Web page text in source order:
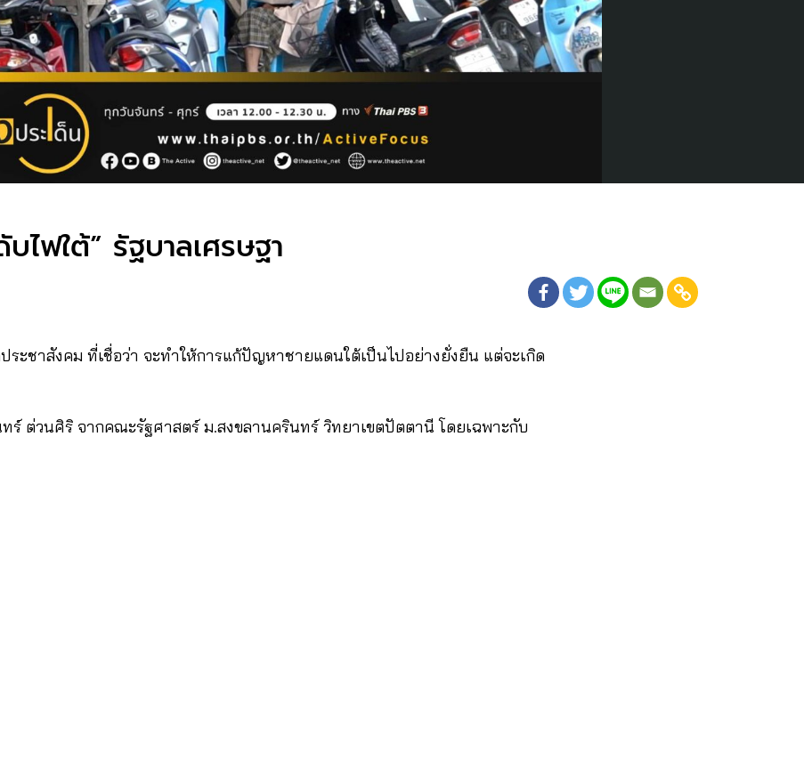
ฟใต้” รัฐบาลเศรษฐา
ระชาสังคม ที่เชื่อว่า จะทำให้การแก้ปัญหาชายแดนใต้เป็นไปอย่างยั่งยืน แต่จะเกิด
ทร์ ต่วนศิริ จากคณะรัฐศาสตร์ ม.สงขลานครินทร์ วิทยาเขตปัตตานี โดยเฉพาะกับ